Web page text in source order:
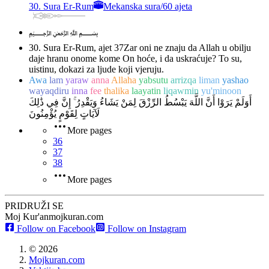
30. Sura Er-Rum Mekanska sura/60 ajeta
﷽
30. Sura Er-Rum, ajet 37Zar oni ne znaju da Allah u obilju
daje hranu onome kome On hoće, i da uskraćuje? To su,
uistinu, dokazi za ljude koji vjeruju.
Awa lam yaraw anna Allaha yabsutu arrizqa liman yashao
wayaqdiru inna fee thalika laayatin liqawmin yu'minoon
أَوَلَمْ يَرَوْا أَنَّ اللَّهَ يَبْسُطُ الرِّزْقَ لِمَنْ يَشَاءُ وَيَقْدِرُ ۚ إِنَّ فِي ذَٰلِكَ
لَآيَاتٍ لِقَوْمٍ يُؤْمِنُونَ
More pages
36
37
38
More pages
PRIDRUŽI SE
Moj Kur'anmojkuran.com
Follow on Facebook
Follow on Instagram
© 2026
Mojkuran.com